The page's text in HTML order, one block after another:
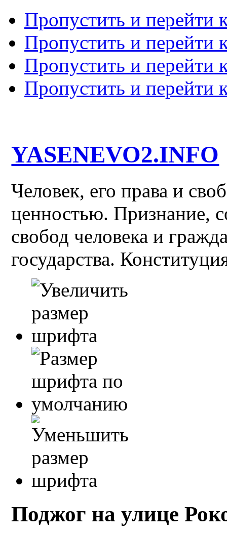
Пропустить и перейти
Пропустить и перейти
Пропустить и перейти
Пропустить и перейти
YASENEVO2.INFO
Человек, его права и
ценностью. Признание,
свобод человека и
государства.
Поджог на улице